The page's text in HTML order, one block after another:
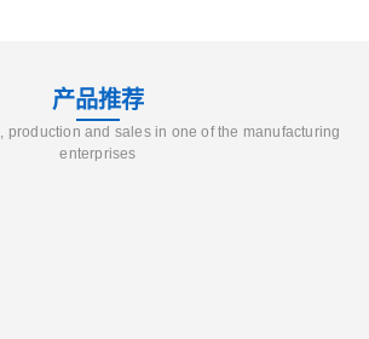
产品推荐
production and sales in one of the manufacturing
enterprises